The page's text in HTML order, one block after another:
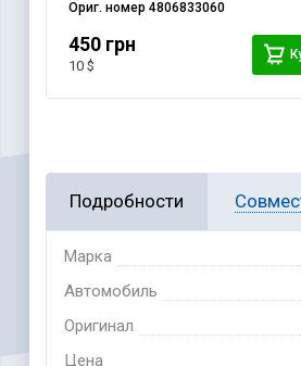
Ориг. номер4806833060
450 грн
10 $
Подробности
Марка
Автомобиль
Оригинал
Цена